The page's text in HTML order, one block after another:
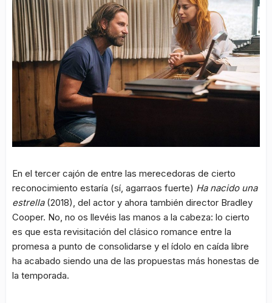
En el tercer cajón de entre las merecedoras de cierto
reconocimiento estaría (sí, agarraos fuerte) Ha nacido una
estrella(2018), del actor y ahora también director Bradley
Cooper. No, no os llevéis las manos a la cabeza: lo cierto
es que esta revisitación del clásico romance entre la
promesa a punto de consolidarse y el ídolo en caída libre
ha acabado siendo una de las propuestas más honestas de
la temporada.